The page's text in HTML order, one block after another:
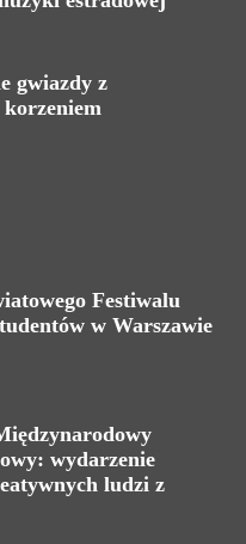
gwiazdy z
Festiwalu
w Warszawie
wydarzenie
ludzi z